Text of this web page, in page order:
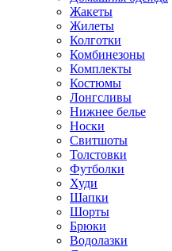
Жакеты
Жилеты
Колготки
Комбинезоны
Комплекты
Костюмы
Лонгсливы
Нижнее белье
Носки
Свитшоты
Толстовки
Футболки
Худи
Шапки
Шорты
Брюки
Водолазки